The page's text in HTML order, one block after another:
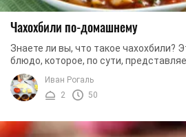
Чахохбили по-домашнему
Знаете ли вы, что такое чахохбили?
блюдо, которое, по сути,
с овощами. А вот что отличает ...
Иван Рогаль
2
50